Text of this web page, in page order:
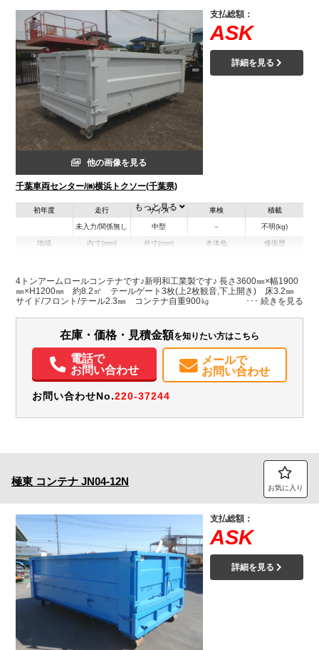
他の画像を見る
千葉車両センター/㈱横浜トクソー(千葉県)
支払総額：
ASK
詳細を見る
初年度 走行
未入力/関係無し
サイズ
中型
車検
－
積載
不明(kg)
地域 内寸(mm) 外寸(mm)
H:1,200
本体色 修復歴
もっと見る
4トンアームロールコンテナです♪新明和工業製です♪ 長さ3600㎜×幅1900
㎜×H1200㎜ 約8.2㎥ テールゲート3枚(上2枚観音,下上開き) 床3.2㎜
サイド/フロント/テール2.3㎜ コンテナ自重900㎏
在庫・価格・見積金額を知りたい方はこちら
電話で
お問い合わせ
メールで
お問い合わせ
お問い合わせNo.220-37244
極東 コンテナ JN04-12N お気に入り
支払総額：
ASK
詳細を見る